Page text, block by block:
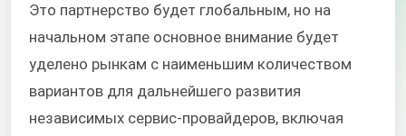
Это партнерство будет глобальным, но на
начальном этапе основное внимание будет
уделено рынкам с наименьшим количеством
вариантов для дальнейшего развития
независимых сервис-провайдеров, включая